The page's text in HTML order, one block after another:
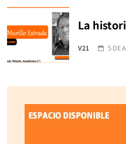
La
V21 5 DE